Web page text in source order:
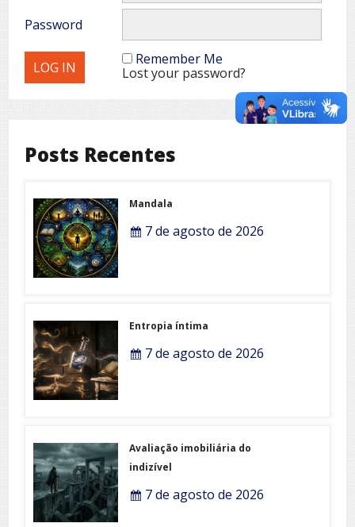
Password
Remember Me
Lost your password?
Posts Recentes
Mandala
7 de agosto de 2026
Entropia íntima
7 de agosto de 2026
Avaliação imobiliária do
indizível
7 de agosto de 2026